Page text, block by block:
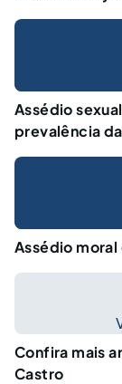
Assédio
prevalência
Assédio moral
Confira mais
Castro